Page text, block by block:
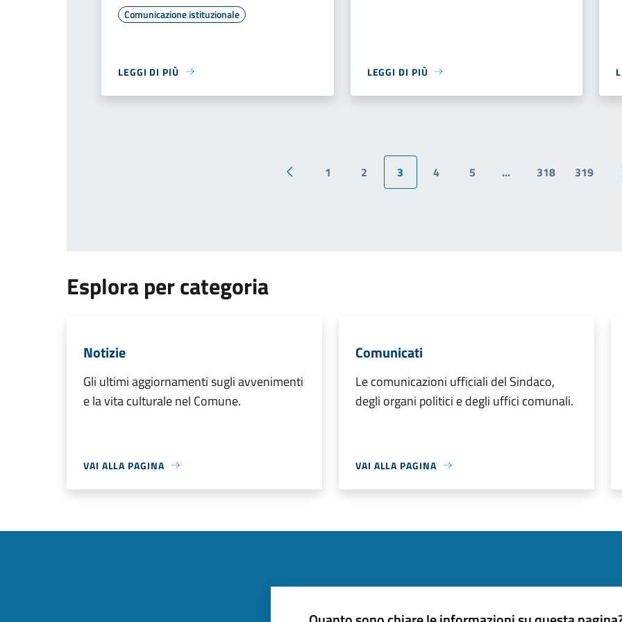
Comunicazione istituzionale
LEGGI DI PIÙ LEGGI DI PIÙ
Pagina precedente
1 2 3 4 5 ... 318 319
Esplora per categoria
Notizie
Gli ultimi aggiornamenti sugli avvenimenti
e la vita culturale nel Comune.
VAI ALLA PAGINA
Comunicati
Le comunicazioni ufficiali del Sindaco,
degli organi politici e degli uffici comunali.
VAI ALLA PAGINA